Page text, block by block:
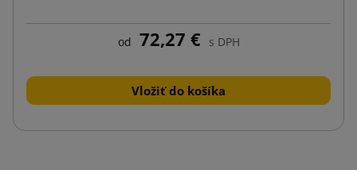
od 72,27 € s DPH
Vložiť do košíka